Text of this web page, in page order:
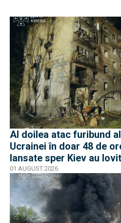
Al doilea atac furibund
Ucrainei în doar 48 de
lansate sper Kiev au
01 AUGUST 2026